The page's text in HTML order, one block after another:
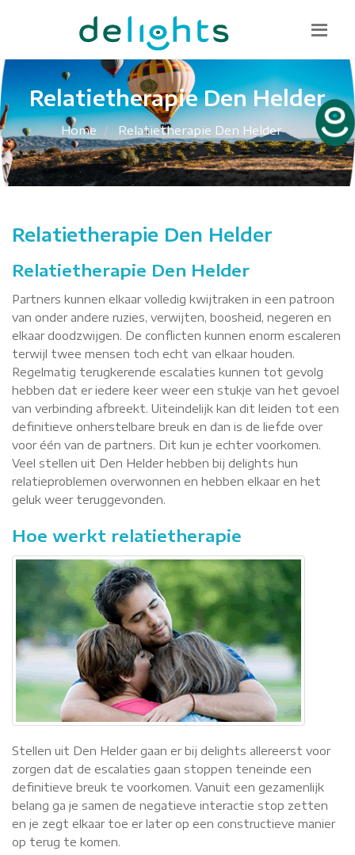
085 130 1482
info@delights.nu
Relatietherapie Den Helder
Home Relatietherapie Den Helder
Relatietherapie Den Helder
Relatietherapie Den Helder
Partners kunnen elkaar volledig kwijtraken in een patroon
van onder andere ruzies, verwijten, boosheid, negeren en
elkaar doodzwijgen. De conflicten kunnen enorm escaleren
terwijl twee mensen toch echt van elkaar houden.
Regelmatig terugkerende escalaties kunnen tot gevolg
hebben dat er iedere keer weer een stukje van het gevoel
van verbinding afbreekt. Uiteindelijk kan dit leiden tot een
definitieve onherstelbare breuk en dan is de liefde over
voor één van de partners. Dit kun je echter voorkomen.
Veel stellen uit Den Helder hebben bij delights hun
relatieproblemen overwonnen en hebben elkaar en het
geluk weer teruggevonden.
Hoe werkt relatietherapie
Stellen uit Den Helder gaan er bij delights allereerst voor
zorgen dat de escalaties gaan stoppen teneinde een
definitieve breuk te voorkomen. Vanuit een gezamenlijk
belang ga je samen de negatieve interactie stop zetten
en je zegt elkaar toe er later op een constructieve manier
op terug te komen.